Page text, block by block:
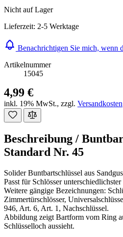
Nicht auf Lager
Lieferzeit: 2-5 Werktage
Benachrichtigen Sie mich, wenn
Artikelnummer
15045
4,99 €
inkl. 19% MwSt., zzgl. Versandkosten
Beschreibung /
Standard Nr. 45
Solider Buntbartschlüssel aus
Passt für Schlösser
Weitere gängige Bezeichnungen:
Zimmertürschlösser,
946, Art. 6, Art. 1, Nachschlüssel.
Abbildung zeigt Bartform vom Ring
Schlüsselloch aussieht.